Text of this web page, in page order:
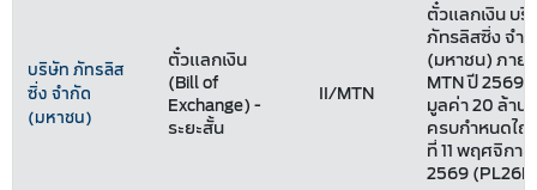
บริษัท ภัทรลิส
ซิ่ง จำกัด
(มหาชน)
ตั๋วแลกเงิน
(Bill of
Exchange) -
ระยะสั้น
II/MTN
ตั๋วแลกเงิน บ
ภัทรลิสซิ่ง จำ
(มหาชน) ภาย
MTN ปี 2569
มูลค่า 20 ล้าน
ครบกำหนดไถ่
ที่ 11 พฤศจิกา
2569